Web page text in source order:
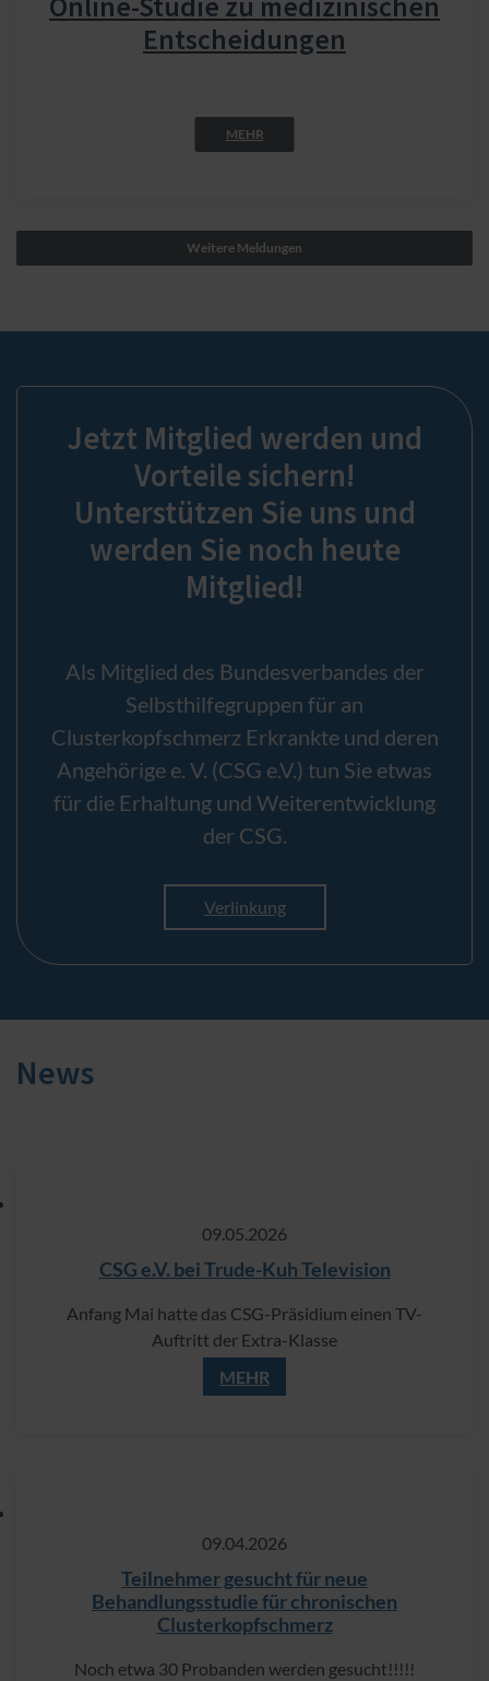
Entscheidungen
MEHR
Weitere Meldungen
Jetzt Mitglied werden und
Vorteile sichern!
Unterstützen Sie uns und
werden Sie noch heute
Mitglied!
Als Mitglied des Bundesverbandes der
Selbsthilfegruppen für an
Clusterkopfschmerz Erkrankte und deren
Angehörige e. V. (CSG e.V.) tun Sie etwas
für die Erhaltung und Weiterentwicklung
der CSG.
Verlinkung
News
09.​05.​2026
CSG e.V. bei Trude-Kuh Television
Anfang Mai hatte das CSG-Präsidium einen TV-
Auftritt der Extra-Klasse
MEHR
09.​04.​2026
Teilnehmer gesucht für neue
Behandlungsstudie für chronischen
Clusterkopfschmerz
Noch etwa 30 Probanden werden gesucht!!!!!